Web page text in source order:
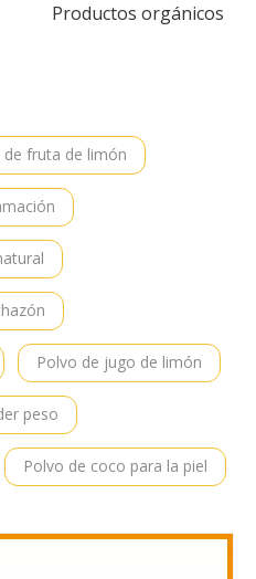
Productos orgánicos
de fruta de limón
Polvo de jugo de limón
peso
Polvo de coco para la piel